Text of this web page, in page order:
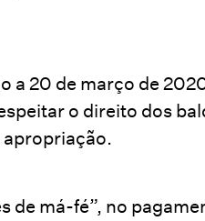
a 20 de março de
o direito dos
má-fé”, no